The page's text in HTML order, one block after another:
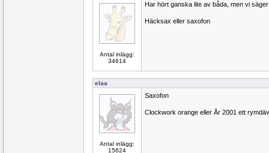
Antal inlägg:
34614
Har hört ganska lite av båda, men vi
Häcksax eller saxofon
elaa
Antal inlägg:
15624
Saxofon
Clockwork orange eller År 2001 ett